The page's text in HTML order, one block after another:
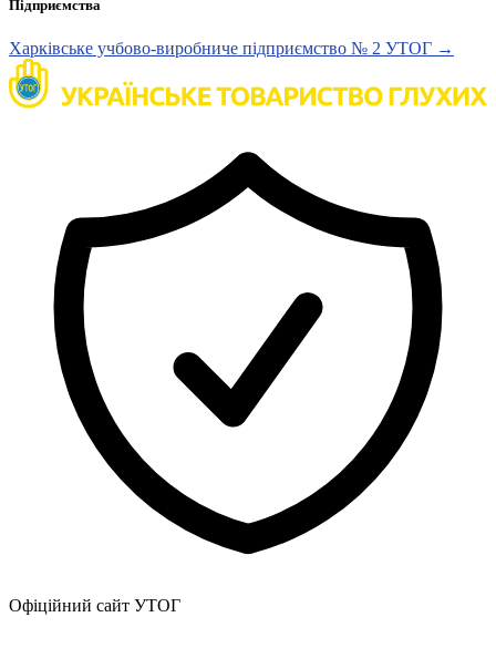
Статут УТОГ
Конвенція ООН
Декларації
Документи ВФГ
Підприємства
Харківське учбово-виробниче підприємство № 2 УТОГ →
Офіційний сайт УТОГ